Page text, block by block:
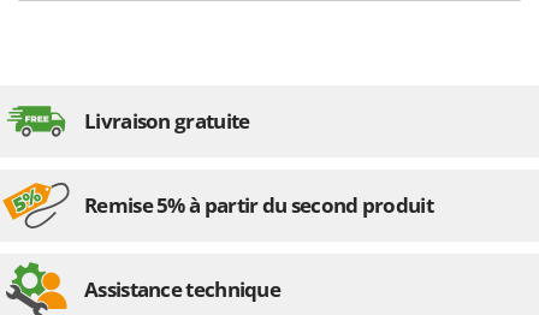
Livraison gratuite
Remise 5% à partir du second produit
Assistance technique